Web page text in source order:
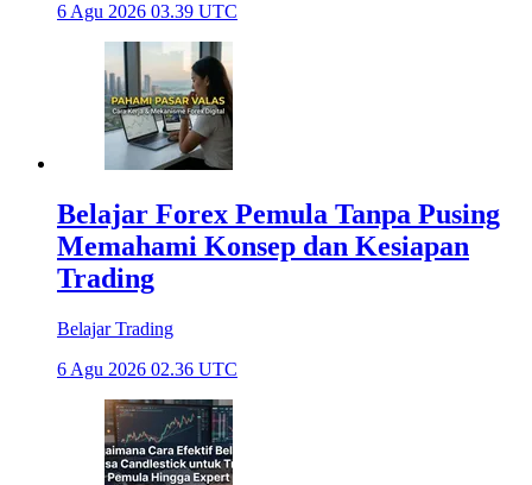
6 Agu 2026 03.39 UTC
Belajar Forex Pemula Tanpa Pusing
Memahami Konsep dan Kesiapan
Trading
Belajar Trading
6 Agu 2026 02.36 UTC